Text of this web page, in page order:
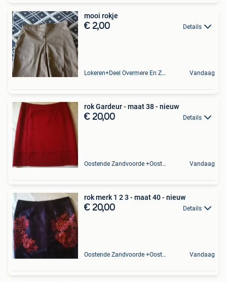
mooi rokje
€ 2,00 Details
Lokeren+Deel Overmere En Zele Vandaag
rok Gardeur - maat 38 - nieuw
€ 20,00 Details
Oostende Zandvoorde +Oostende Vandaag
rok merk 1 2 3 - maat 40 - nieuw
€ 20,00 Details
Oostende Zandvoorde +Oostende Vandaag